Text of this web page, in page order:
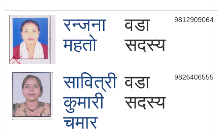
रन्जना
महतो
वडा
सदस्य
9812909064
सावित्री
कुमारी
चमार
वडा
सदस्य
9826406555